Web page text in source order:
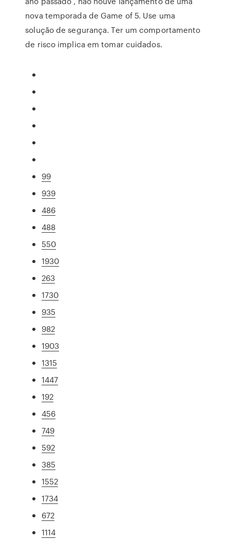
nova temporada de Game of 5. Use uma
solução de segurança. Ter um comportamento
de risco implica em tomar cuidados.
99
939
486
488
550
1930
263
1730
935
982
1903
1315
1447
192
456
749
592
385
1552
1734
672
1114